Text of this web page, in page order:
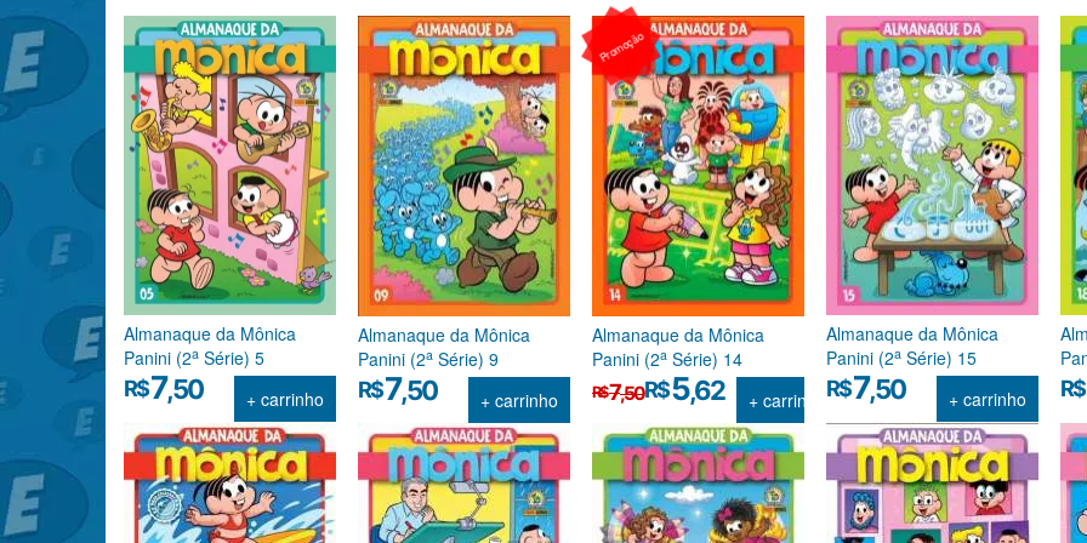
Almanaque da Mônica
Panini (2a Série) 5
R$7,50 + carrinho
Almanaque da Mônica
Panini (2a Série) 9
R$7,50 + carrinho
Almanaque da Mônica
Panini (2a Série) 14
R$7,50
O
preço
original
era:
R$7,50.
R$5,62
O
preço
atual
é:
R$5,62.
+ carrinho
Promoção
Almanaque da Mônica
Panini (2a Série) 15
R$7,50 + carrinho R$